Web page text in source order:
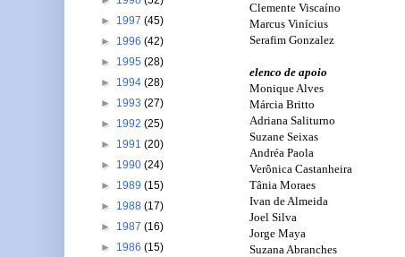
Clemente Viscaíno
Marcus Vinícius
Serafim Gonzalez
elenco de apoio
Monique Alves
Márcia Britto
Adriana Saliturno
Suzane Seixas
Andréa Paola
Verônica Castanheira
Tânia Moraes
Ivan de Almeida
Joel Silva
Jorge Maya
Suzana Abranches
► 1997 (45)
► 1996 (42)
► 1995 (28)
► 1994 (28)
► 1993 (27)
► 1992 (25)
► 1991 (20)
► 1990 (24)
► 1989 (15)
► 1988 (17)
► 1987 (16)
► 1986 (15)